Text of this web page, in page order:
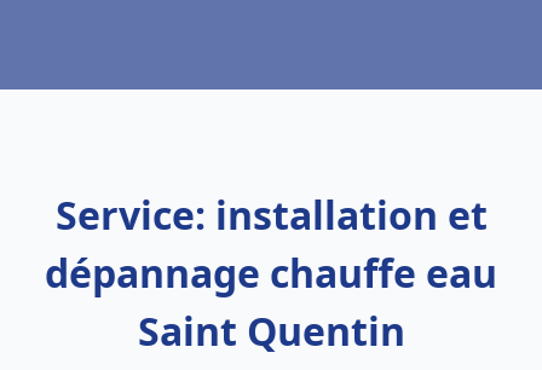
Service: installation et
dépannage chauffe eau
Saint Quentin